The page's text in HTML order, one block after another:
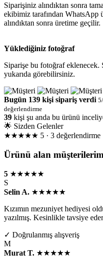
Siparişiniz alındıktan sonra
ekibimiz tarafından WhatsApp
alındıktan sonra üretime geçilir.
Yüklediğiniz fotoğraf
Siparişe bu fotoğraf eklenecek.
yukarıda görebilirsiniz.
Bugün 139 kişi sipariş verdi
değerlendirme
39 kişi şu anda bu ürünü
🌟 Sizden Gelenler
★★★★★ 5 · 3 değerlendirme
Ürünü alan
5 ★★★★★
S
Selin A. ★★★★★
Kızımın mezuniyet hediyesi
yazılmış. Kesinlikle tavsiye
✓ Doğrulanmış alışveriş
M
Murat T. ★★★★★